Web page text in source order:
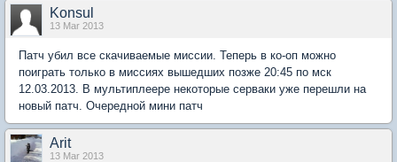
Konsul
13 Mar 2013
Патч убил все скачиваемые миссии. Теперь в ко-оп можно
поиграть только в миссиях вышедших позже 20:45 по мск
12.03.2013. В мультиплеере некоторые серваки уже перешли на
новый патч. Очередной мини патч
Arit
13 Mar 2013